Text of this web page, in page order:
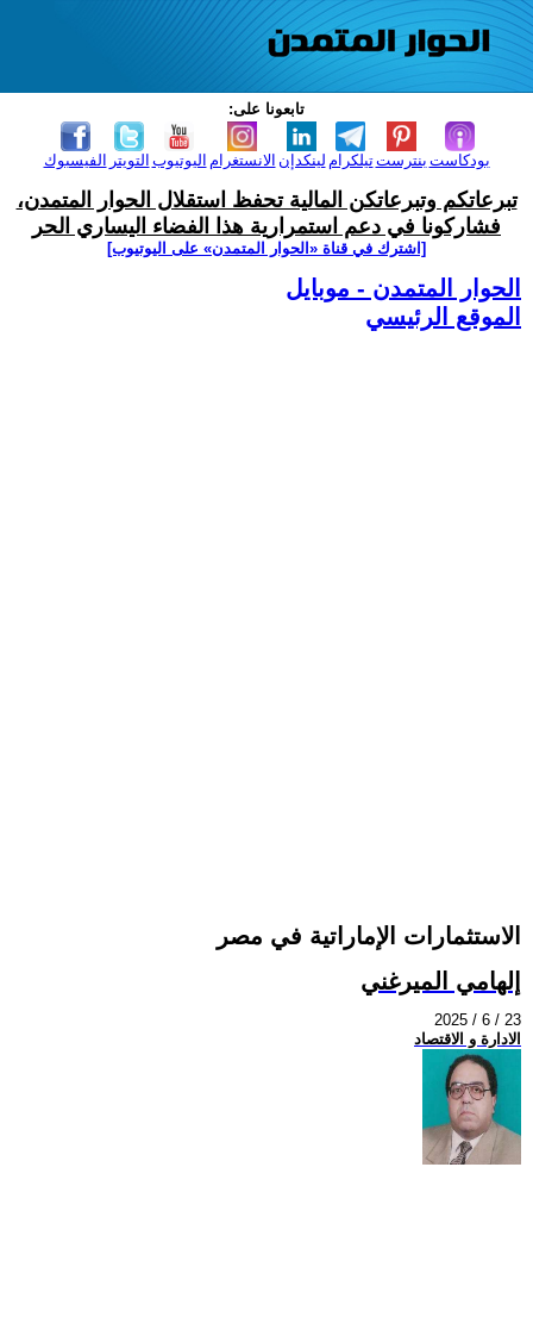
تابعونا على:
الفيسبوك التويتر اليوتيوب الانستغرام لينكدإن تيلكرامبنترست بودكاست
تبرعاتكم وتبرعاتكن المالية تحفظ استقلال الحوار المتمدن،
فشاركونا في دعم استمرارية هذا الفضاء اليساري الحر
[اشترك في قناة ‫«الحوار المتمدن» على اليوتيوب]
الحوار المتمدن - موبايل
الموقع الرئيسي
الاستثمارات الإماراتية في مصر
إلهامي الميرغني
2025 / 6 / 23
الادارة و الاقتصاد